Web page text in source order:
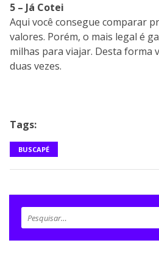
5 – Já Cotei
Aqui você consegue comparar
valores. Porém, o mais legal é
milhas para viajar. Desta forma
duas vezes.
Tags:
BUSCAPÉ